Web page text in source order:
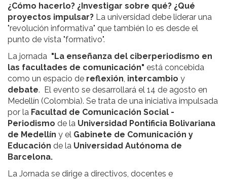
¿Cómo hacerlo? ¿Investigar sobre qué? ¿Qué
proyectos impulsar? La universidad debe liderar una
"revolución informativa" que también lo es desde el
punto de vista "formativo".
La jornada "La enseñanza del ciberperiodismo en
las facultades de comunicación" está concebida
como un espacio de reflexión, intercambio y
debate. El evento se desarrollará el 14 de agosto en
Medellín (Colombia). Se trata de una iniciativa impulsada
por la Facultad de Comunicación Social -
Periodismo de la Universidad Pontificia Bolivariana
de Medellín y el Gabinete de Comunicación y
Educación de la Universidad Autónoma de
Barcelona.
La Jornada se dirige a directivos, docentes e